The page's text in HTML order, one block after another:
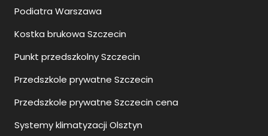
Podiatra Warszawa
Kostka brukowa Szczecin
Punkt przedszkolny Szczecin
Przedszkole prywatne Szczecin
Przedszkole prywatne Szczecin cena
Systemy klimatyzacji Olsztyn